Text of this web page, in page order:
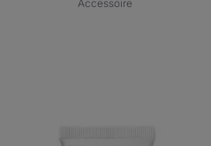
Accessoire